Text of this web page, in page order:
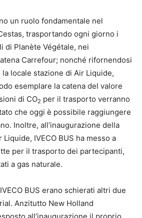
un ruolo fondamentale nel
trasportando ogni giorno i
di Planète Végétale, nei
Carrefour; nonché rifornendosi
locale stazione di Air Liquide,
esemplare la catena del valore
di CO2 per il trasporto verranno
che oggi è possibile raggiungere
Inoltre, all’inaugurazione della
IVECO BUS ha messo a
per il trasporto dei partecipanti,
a gas naturale.
BUS erano schierati altri due
Anzitutto New Holland